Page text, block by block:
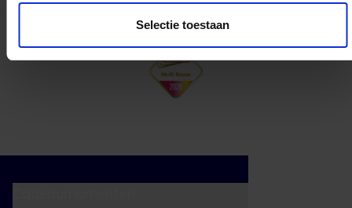
Selectie toestaan